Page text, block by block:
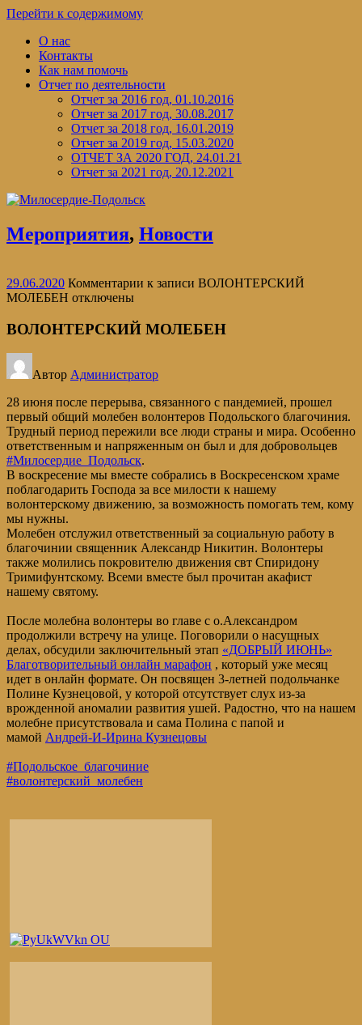
Перейти к содержимому
О нас
Контакты
Как нам помочь
Отчет по деятельности
Отчет за 2016 год, 01.10.2016
Отчет за 2017 год, 30.08.2017
Отчет за 2018 год, 16.01.2019
Отчет за 2019 год, 15.03.2020
ОТЧЕТ ЗА 2020 ГОД, 24.01.21
Отчет за 2021 год, 20.12.2021
Мероприятия, Новости
29.06.2020 Комментарии к записи ВОЛОНТЕРСКИЙ
МОЛЕБЕН отключены
ВОЛОНТЕРСКИЙ МОЛЕБЕН
Автор Администратор
28 июня после перерыва, связанного с пандемией, прошел
первый общий молебен волонтеров Подольского благочиния.
Трудный период пережили все люди страны и мира. Особенно
ответственным и напряженным он был и для добровольцев
#Милосердие_Подольск.
В воскресение мы вместе собрались в Воскресенском храме
поблагодарить Господа за все милости к нашему
волонтерскому движению, за возможность помогать тем, кому
мы нужны.
Молебен отслужил ответственный за социальную работу в
благочинии священник Александр Никитин. Волонтеры
также молились покровителю движения свт Спиридону
Тримифунтскому. Всеми вместе был прочитан акафист
нашему святому.
После молебна волонтеры во главе с о.Александром
продолжили встречу на улице. Поговорили о насущных
делах, обсудили заключительный этап «ДОБРЫЙ ИЮНЬ»
Благотворительный онлайн марафон , который уже месяц
идет в онлайн формате. Он посвящен 3-летней подольчанке
Полине Кузнецовой, у которой отсутствует слух из-за
врожденной аномалии развития ушей. Радостно, что на нашем
молебне присутствовала и сама Полина с папой и
мамой Андрей-И-Ирина Кузнецовы
#Подольское_благочиние
#волонтерский_молебен